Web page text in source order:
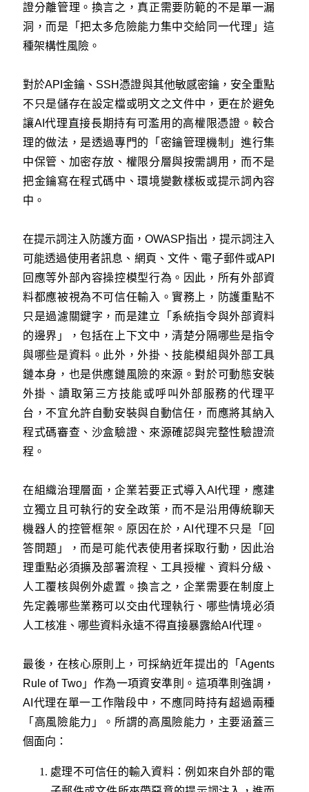
證分離管理。換言之，真正需要防範的不是單一漏
洞，而是「把太多危險能力集中交給同一代理」這
種架構性風險。
對於API金鑰、SSH憑證與其他敏感密鑰，安全重點
不只是儲存在設定檔或明文之文件中，更在於避免
讓AI代理直接長期持有可濫用的高權限憑證。較合
理的做法，是透過專門的「密鑰管理機制」進行集
中保管、加密存放、權限分層與按需調用，而不是
把金鑰寫在程式碼中、環境變數樣板或提示詞內容
中。
在提示詞注入防護方面，OWASP指出，提示詞注入
可能透過使用者訊息、網頁、文件、電子郵件或API
回應等外部內容操控模型行為。因此，所有外部資
料都應被視為不可信任輸入。實務上，防護重點不
只是過濾關鍵字，而是建立「系統指令與外部資料
的邊界」，包括在上下文中，清楚分隔哪些是指令
與哪些是資料。此外，外掛、技能模組與外部工具
鏈本身，也是供應鏈風險的來源。對於可動態安裝
外掛、讀取第三方技能或呼叫外部服務的代理平
台，不宜允許自動安裝與自動信任，而應將其納入
程式碼審查、沙盒驗證、來源確認與完整性驗證流
程。
在組織治理層面，企業若要正式導入AI代理，應建
立獨立且可執行的安全政策，而不是沿用傳統聊天
機器人的控管框架。原因在於，AI代理不只是「回
答問題」，而是可能代表使用者採取行動，因此治
理重點必須擴及部署流程、工具授權、資料分級、
人工覆核與例外處置。換言之，企業需要在制度上
先定義哪些業務可以交由代理執行、哪些情境必須
人工核准、哪些資料永遠不得直接暴露給AI代理。
最後，在核心原則上，可採納近年提出的「Agents
Rule of Two」作為一項資安準則。這項準則強調，
AI代理在單一工作階段中，不應同時持有超過兩種
「高風險能力」。所謂的高風險能力，主要涵蓋三
個面向：
處理不可信任的輸入資料：例如來自外部的電